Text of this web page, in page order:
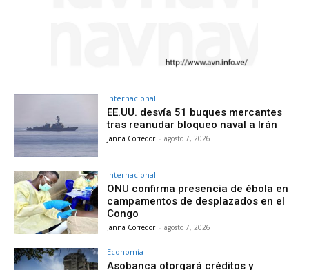
Internacional
EE.UU. desvía 51 buques mercantes
tras reanudar bloqueo naval a Irán
Janna Corredor - agosto 7, 2026
Internacional
ONU confirma presencia de ébola en
campamentos de desplazados en el
Congo
Janna Corredor - agosto 7, 2026
Economía
Asobanca otorgará créditos y